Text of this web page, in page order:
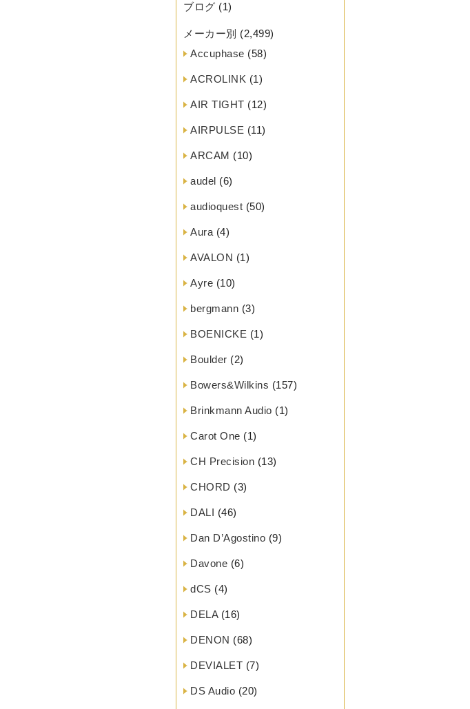
ブログ (1)
メーカー別 (2,499)
Accuphase (58)
ACROLINK (1)
AIR TIGHT (12)
AIRPULSE (11)
ARCAM (10)
audel (6)
audioquest (50)
Aura (4)
AVALON (1)
Ayre (10)
bergmann (3)
BOENICKE (1)
Boulder (2)
Bowers&Wilkins (157)
Brinkmann Audio (1)
Carot One (1)
CH Precision (13)
CHORD (3)
DALI (46)
Dan D’Agostino (9)
Davone (6)
dCS (4)
DELA(16)
DENON (68)
DEVIALET (7)
DS Audio (20)